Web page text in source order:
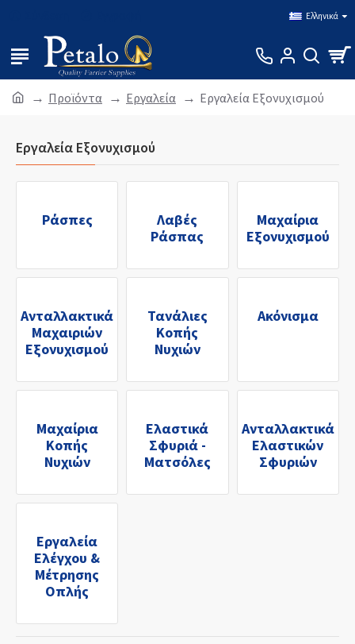
Ελληνικά
Προϊόντα Εργαλεία Εργαλεία Εξονυχισμού
Εργαλεία Εξονυχισμού
Ράσπες
Λαβές
Ράσπας
Μαχαίρια
Εξονυχισμού
Ανταλλακτικά
Μαχαιριών
Εξονυχισμού
Τανάλιες
Κοπής
Νυχιών
Ακόνισμα
Μαχαίρια
Κοπής
Νυχιών
Ελαστικά
Σφυριά -
Ματσόλες
Ανταλλακτικά
Ελαστικών
Σφυριών
Εργαλεία
Ελέγχου &
Μέτρησης
Οπλής